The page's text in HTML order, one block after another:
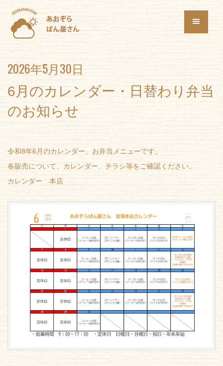
2026年5月30日
6月のカレンダー・日替わり弁当
のお知らせ
令和8年6月のカレンダー、お弁当メニューです。
各販売について、カレンダー、チラシ等をご確認ください。
カレンダー 本店